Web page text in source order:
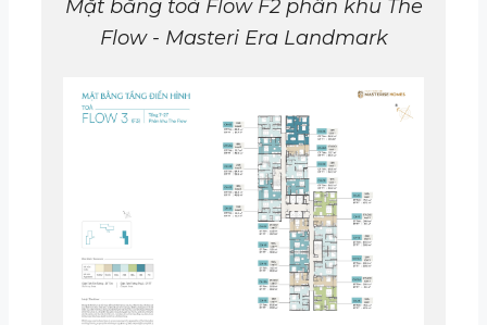
Mặt bằng toà Flow F2 phân khu The
Flow - Masteri Era Landmark